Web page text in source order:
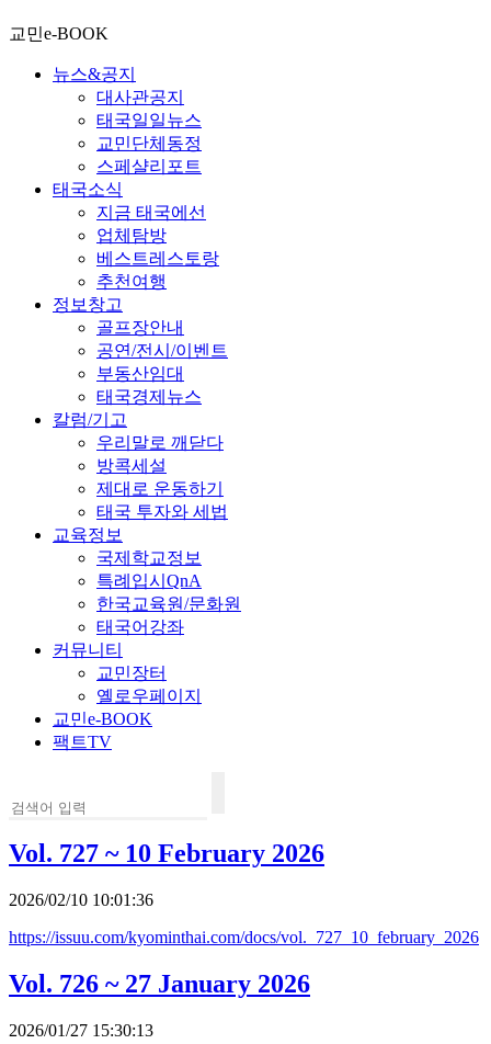
교민e-BOOK
뉴스&공지
대사관공지
태국일일뉴스
교민단체동정
스페샬리포트
태국소식
지금 태국에선
업체탐방
베스트레스토랑
추천여행
정보창고
골프장안내
공연/전시/이벤트
부동산임대
태국경제뉴스
칼럼/기고
우리말로 깨닫다
방콕세설
제대로 운동하기
태국 투자와 세법
교육정보
국제학교정보
특례입시QnA
한국교육원/문화원
태국어강좌
커뮤니티
교민장터
옐로우페이지
교민e-BOOK
팩트TV
Vol. 727 ~ 10 February 2026
2026/02/10 10:01:36
https://issuu.com/kyominthai.com/docs/vol._727_10_february_2026
Vol. 726 ~ 27 January 2026
2026/01/27 15:30:13